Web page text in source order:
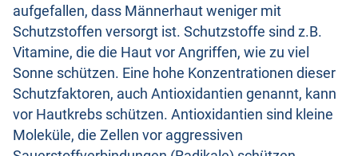
aufgefallen, dass Männerhaut weniger mit
Schutzstoffen versorgt ist. Schutzstoffe sind z.B.
Vitamine, die die Haut vor Angriffen, wie zu viel
Sonne schützen. Eine hohe Konzentrationen dieser
Schutzfaktoren, auch Antioxidantien genannt, kann
vor Hautkrebs schützen. Antioxidantien sind kleine
Moleküle, die Zellen vor aggressiven